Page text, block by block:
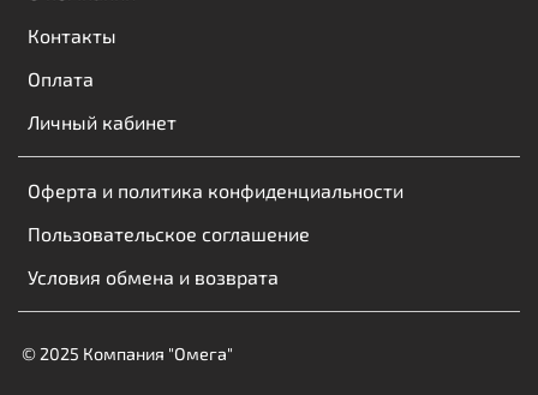
Контакты
Оплата
Личный кабинет
Оферта и политика конфиденциальности
Пользовательское соглашение
Условия обмена и возврата
© 2025 Компания "Омега"